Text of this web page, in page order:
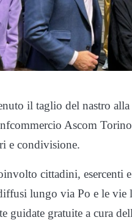
il taglio del nastro alla
Ascom
e condivisione.
cittadini, esercenti
lungo via Po e le vie
guidate gratuite a cura